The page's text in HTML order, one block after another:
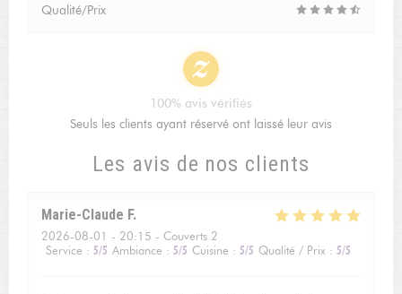
Les avis de nos clients
Marie-Claude F
2026-08-01 - 20:15 - Couverts 2
Service : 5/5 Ambiance : 5/5 Cuisine : 5/5 Qualité / Prix : 5/5
Qualité/Prix
100% avis vérifiés
Seuls les clients ayant réservé ont laissé leur avis